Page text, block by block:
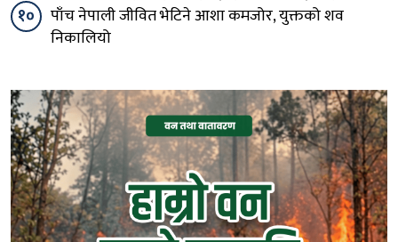
१०
पाँच नेपाली जीवित भेटिने आशा कमजोर, युक्तको शव
निकालियो